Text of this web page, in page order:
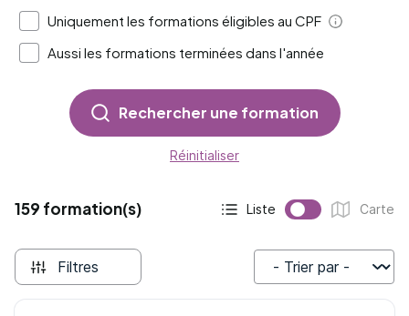
Uniquement les formations éligibles au CPF
Aide
Aussi les formations terminées dans l'année
Rechercher une formation
Réinitialiser
159 formation(s)
Affichage actif :
Liste
Affichage :
Carte
Filtres
Trier par